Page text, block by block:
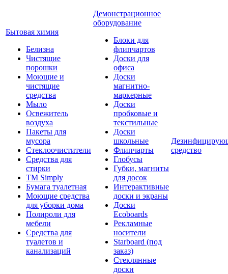
Бытовая химия
Белизна
Чистящие
порошки
Моющие и
чистящие
средства
Мыло
Освежитель
воздуха
Пакеты для
мусора
Стеклоочистители
Средства для
стирки
TM Simply
Бумага туалетная
Моющие средства
для уборки дома
Полироли для
мебели
Средства для
туалетов и
канализаций
Демонстрационное
оборудование
Блоки для
флипчартов
Доски для
офиса
Доски
магнитно-
маркерные
Доски
пробковые и
текстильные
Доски
школьные
Флипчарты
Глобусы
Губки, магниты
для досок
Интерактивные
доски и экраны
Доски
Ecoboards
Рекламные
носители
Starboard (под
заказ)
Стеклянные
доски
средство